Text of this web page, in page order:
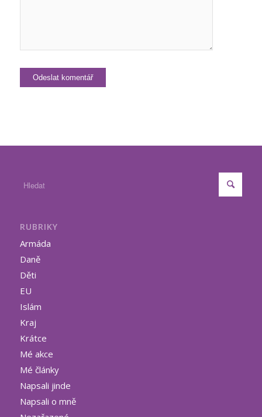
RUBRIKY
Armáda
Daně
Děti
EU
Islám
Kraj
Krátce
Mé akce
Mé články
Napsali jinde
Napsali o mně